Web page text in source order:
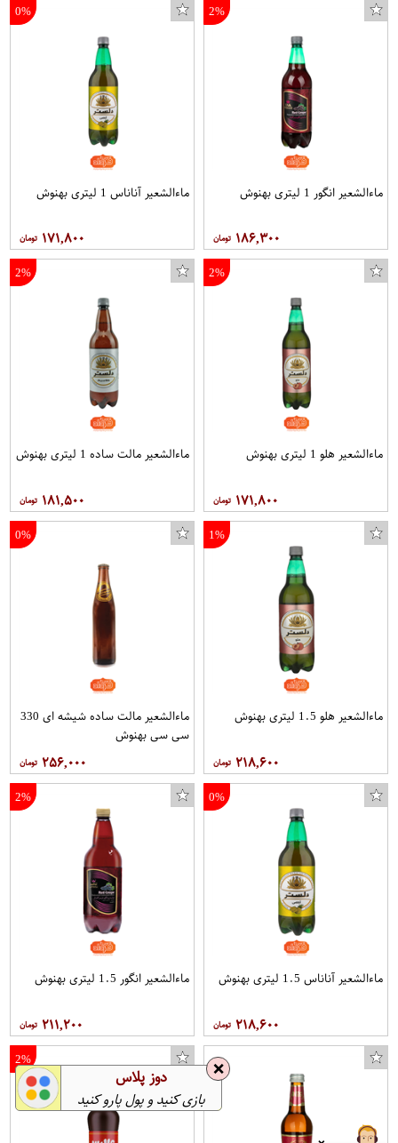
2%
ماءالشعیر انگور 1 لیتری بهنوش
۱۸۶,۳۰۰
0%
ماءالشعیر آناناس 1 لیتری بهنوش
۱۷۱,۸۰۰
2%
ماءالشعیر هلو 1 لیتری بهنوش
۱۷۱,۸۰۰
2%
ماءالشعیر مالت ساده 1 لیتری بهنوش
۱۸۱,۵۰۰
1%
ماءالشعیر هلو 1.5 لیتری بهنوش
۲۱۸,۶۰۰
0%
ماءالشعیر مالت ساده شیشه ای 330
سی سی بهنوش
۲۵۶,۰۰۰
0%
ماءالشعیر آناناس 1.5 لیتری بهنوش
۲۱۸,۶۰۰
2%
ماءالشعیر انگور 1.5 لیتری بهنوش
۲۱۱,۲۰۰
2% ❌ دوز پلاس
بازی کنید و پول پارو کنید